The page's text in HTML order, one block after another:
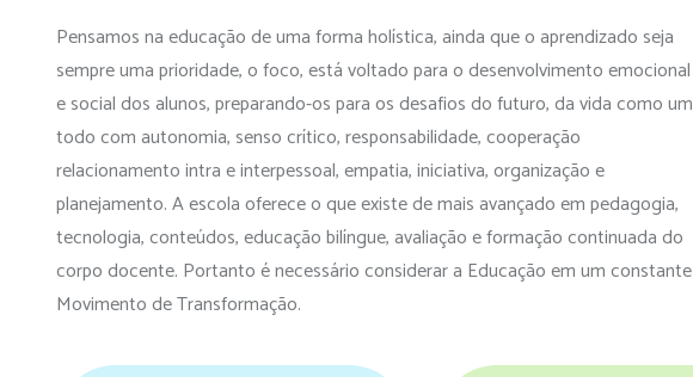
Pensamos na educação de uma forma holística, ainda que o aprendizado seja
sempre uma prioridade, o foco, está voltado para o desenvolvimento emocional
e social dos alunos, preparando-os para os desafios do futuro, da vida como um
todo com autonomia, senso crítico, responsabilidade, cooperação
relacionamento intra e interpessoal, empatia, iniciativa, organização e
planejamento. A escola oferece o que existe de mais avançado em pedagogia,
tecnologia, conteúdos, educação bilíngue, avaliação e formação continuada do
corpo docente. Portanto é necessário considerar a Educação em um constante
Movimento de Transformação.